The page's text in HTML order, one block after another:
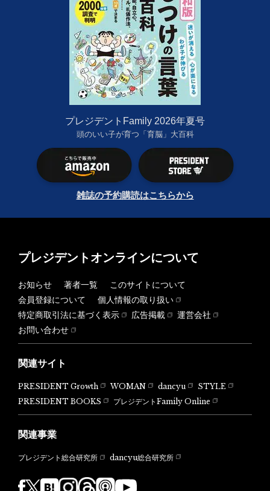
プレジデントFamily 2026年夏号
頭のいい子が育つ「育脳」大百科
雑誌の予約購読はこちらから
プレジデントオンラインについて
お知らせ 著者一覧
このサイトについて
会員登録について
個人情報の取り扱い
特定商取引法に基づく表示
広告掲載
運営会社
お問い合わせ
関連サイト
PRESIDENT Growth WOMAN dancyu
STYLE
PRESIDENT BOOKS
プレジデントFamily Online
関連事業
プレジデント総合研究所 dancyu総合研究所